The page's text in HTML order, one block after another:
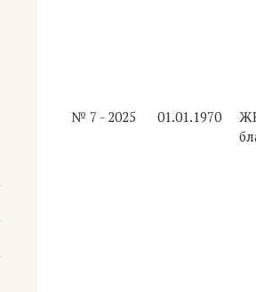
№ 7 - 2025
01.01.1970